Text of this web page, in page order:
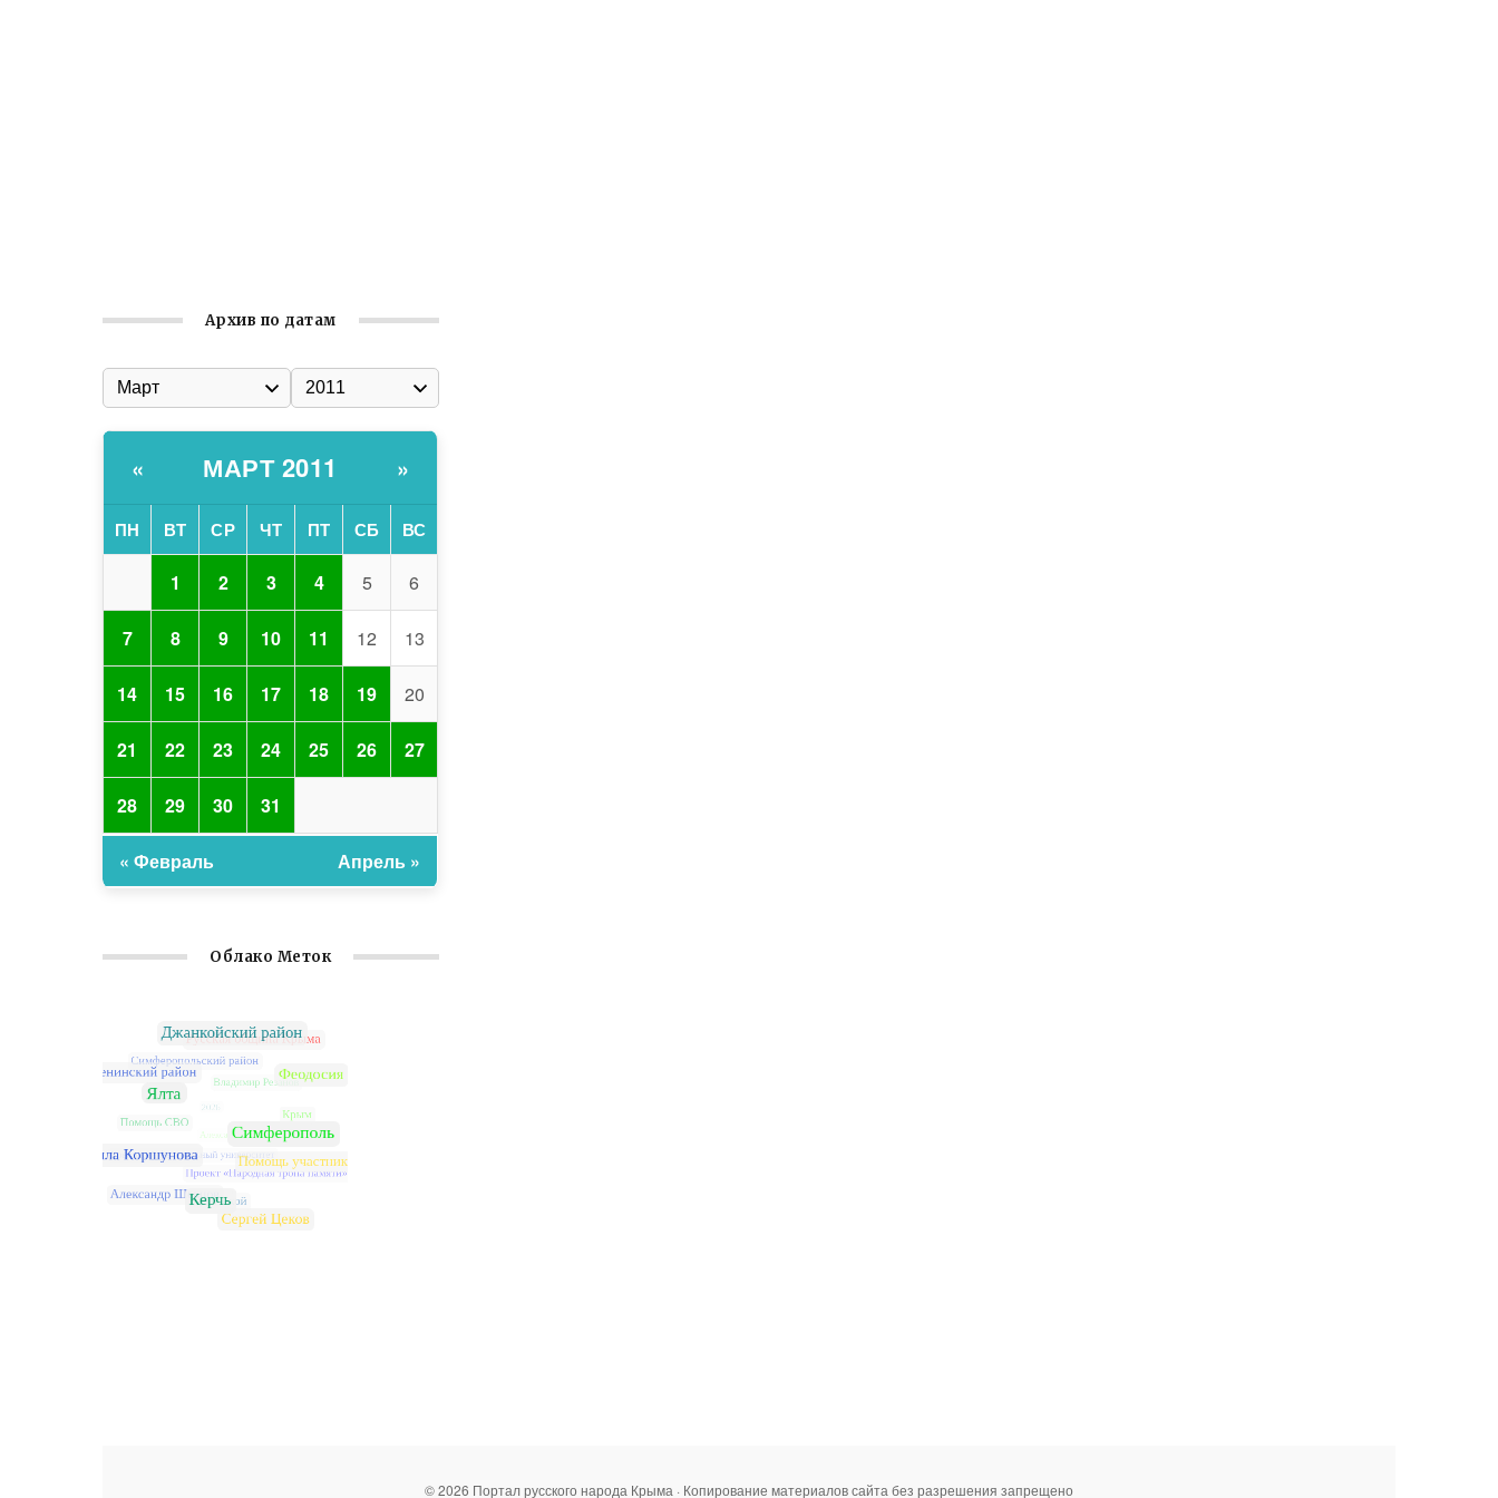
Архив по датам
« МАРТ 2011 »
ПН ВТ СР ЧТ ПТ СБ ВС
1 2 3 4 5 6
7 8 9 10 11 12 13
14 15 16 17 18 19 20
21 22 23 24 25 26 27
28 29 30 31
« Февраль Апрель »
Облако Меток
© 2026 Портал русского народа Крыма · Копирование материалов сайта без разрешения запрещено